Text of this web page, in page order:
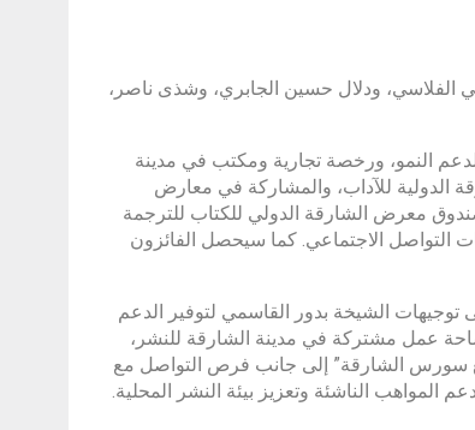
الفلاسي، ودلال حسين الجابري، وشذى ناصر،
النمو، ورخصة تجارية ومكتب في مدينة
الدولية للآداب، والمشاركة في معارض
معرض الشارقة الدولي للكتاب للترجمة
التواصل الاجتماعي. كما سيحصل الفائزون
توجيهات الشيخة بدور القاسمي لتوفير الدعم
عمل مشتركة في مدينة الشارقة للنشر،
سورس الشارقة” إلى جانب فرص التواصل مع
المواهب الناشئة وتعزيز بيئة النشر المحلية.